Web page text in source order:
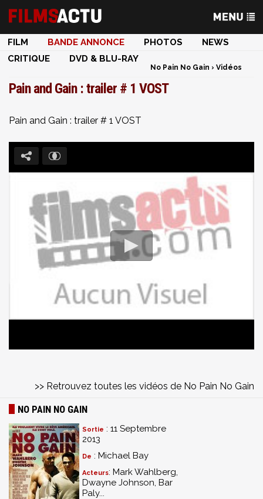
FILM BANDE ANNONCE PHOTOS
NEWS
CRITIQUE
DVD & BLU-RAY
No Pain No Gain › Vidéos
Pain and Gain : trailer # 1 VOST
Pain and Gain : trailer # 1 VOST
>> Retrouvez toutes les vidéos de No Pain No Gain
NO PAIN NO GAIN
Sortie : 11 Septembre
2013
De : Michael Bay
Acteurs: Mark Wahlberg,
Dwayne Johnson, Bar
Paly...